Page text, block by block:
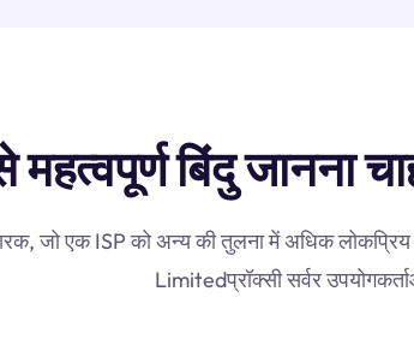
बिंदु
जो एक ISP को अन्य की तुलना में अधिक
Limitedप्रॉक्सी सर्वर